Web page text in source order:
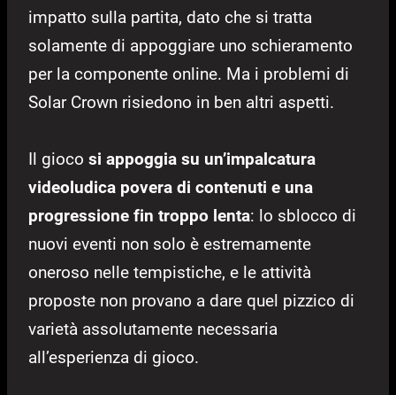
impatto sulla partita, dato che si tratta
solamente di appoggiare uno schieramento
per la componente online. Ma i problemi di
Solar Crown risiedono in ben altri aspetti.
Il gioco si appoggia su un’impalcatura
videoludica povera di contenuti e una
progressione fin troppo lenta: lo sblocco di
nuovi eventi non solo è estremamente
oneroso nelle tempistiche, e le attività
proposte non provano a dare quel pizzico di
varietà assolutamente necessaria
all’esperienza di gioco.